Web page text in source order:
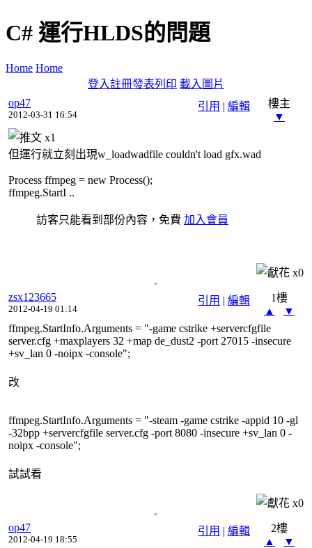
C# 運行HLDS的問題
Home Home
登入註冊發表列印 載入圖片
引用 | 編輯
op47
2012-03-31 16:54
樓主
▼
x1
但運行就立刻出現w_loadwadfile couldn't load gfx.wad
Process ffmpeg = new Process();
ffmpeg.StartI ..
訪客只能看到部份內容，免費 加入會員
x0
引用 | 編輯
zsx123665
2012-04-19 01:14
1樓
▲
▼
ffmpeg.StartInfo.Arguments = "-game cstrike +servercfgfile
server.cfg +maxplayers 32 +map de_dust2 -port 27015 -insecure
+sv_lan 0 -noipx -console";
改
ffmpeg.StartInfo.Arguments = "-steam -game cstrike -appid 10 -gl
-32bpp +servercfgfile server.cfg -port 8080 -insecure +sv_lan 0 -
noipx -console";
試試看
x0
引用 | 編輯
op47
2012-04-19 18:55
2樓
▲
▼